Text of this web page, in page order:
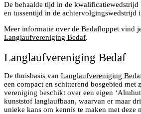
De behaalde tijd in de kwalificatiewedstrijd
en tussentijd in de achtervolgingswedstrijd
Meer informatie over de Bedafloppet vind
Langlaufvereniging Bedaf.
Langlaufvereniging Bedaf
De thuisbasis van Langlaufvereniging
een compact en schitterend bosgebied met
vereniging beschikt over een eigen
kunststof langlaufbaan, waarvan er maar
unieke kans om kennis te maken met deze